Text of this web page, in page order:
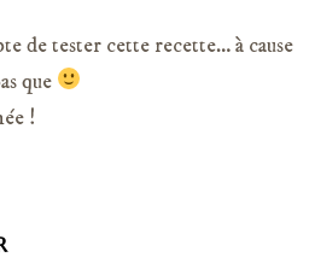
de tester cette recette… à cause
que
!